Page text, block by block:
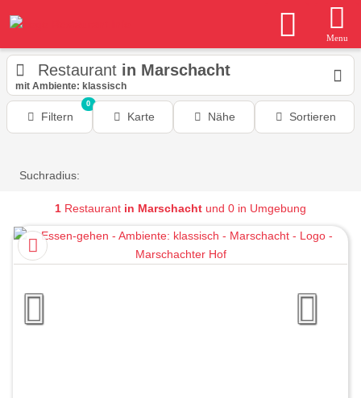
Menu
Restaurant in Marschacht
mit Ambiente: klassisch
Filtern
0
Karte Nähe Sortieren
Suchradius:
1 Restaurant in Marschacht und 0 in Umgebung